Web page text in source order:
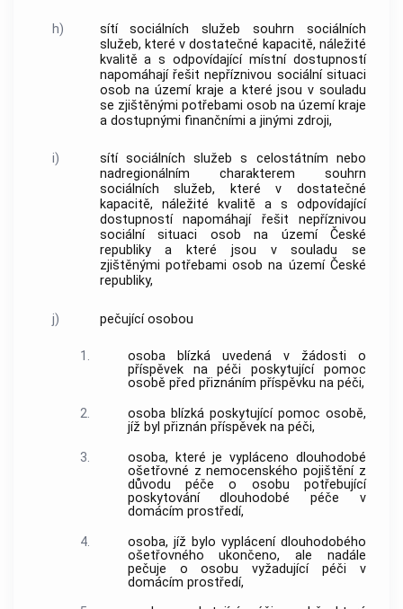
h) sítí sociálních služeb souhrn sociálních
služeb, které v dostatečné kapacitě, náležité
kvalitě a s odpovídající místní dostupností
napomáhají řešitnepříznivou sociální situaci
osob na území kraje a které jsou v souladu
se zjištěnými potřebami osob na území kraje
a dostupnými finančními a jinými zdroji,
i)
sítí sociálních služeb s celostátním nebo
nadregionálním charakterem souhrn
sociálních služeb, které v dostatečné
kapacitě, náležité kvalitě a s odpovídající
dostupností napomáhají řešit nepříznivou
sociální situaci osob na území České
republiky a které jsou v souladu se
zjištěnými potřebami osob na území České
republiky,
j) pečující osobou
1.
osoba blízká uvedená v žádosti o
příspěvek napéči poskytující pomoc
osobě před přiznáním příspěvku na péči,
2.
osoba blízká poskytující pomoc osobě,
jíž byl přiznán příspěvek na péči,
3.
osoba, které je vypláceno dlouhodobé
ošetřovné z nemocenského pojištění z
důvodupéče o osobu potřebující
poskytování dlouhodobépéče v
domácím prostředí,
4.
osoba, jíž bylo vyplácení dlouhodobého
ošetřovného ukončeno, ale nadále
pečuje o osobu vyžadujícípéči v
domácím prostředí,